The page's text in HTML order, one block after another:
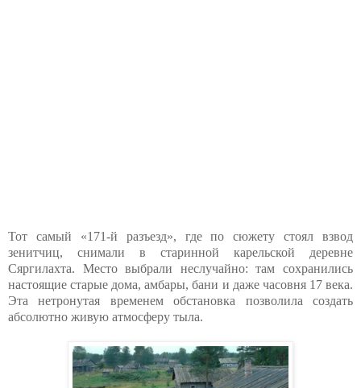
Тот самый «171-й разъезд», где по сюжету стоял взвод
зенитчиц, снимали в старинной карельской деревне
Сяргилахта. Место выбрали неслучайно: там сохранились
настоящие старые дома, амбары, бани и даже часовня 17 века.
Эта нетронутая временем обстановка позволила создать
абсолютно живую атмосферу тыла.